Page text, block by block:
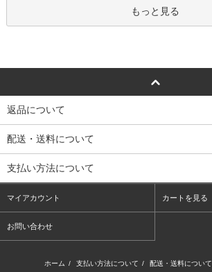
もっと見る
返品について
配送・送料について
支払い方法について
マイアカウント カートを見る
お問い合わせ
ホーム / 支払い方法について / 配送・送料について